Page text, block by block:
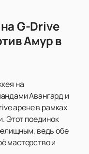
G-Drive
Амур в
на
Авангард и
арене в рамках
Этот поединок
ведь обе
мастерство и